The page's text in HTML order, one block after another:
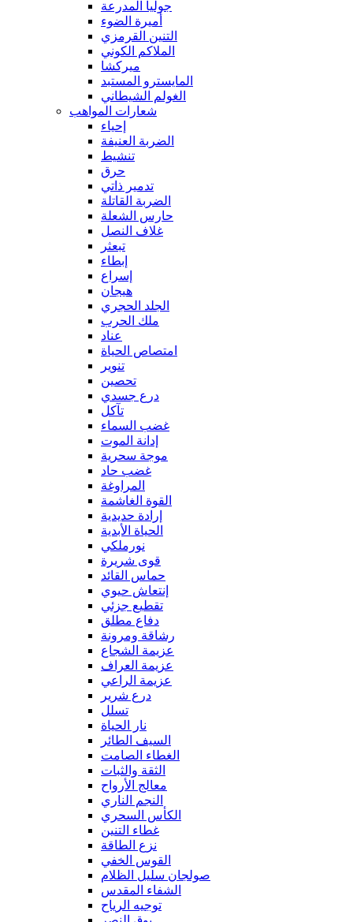
جوليا المدرعة
أميرة الضوء
التنين القرمزي
الملاكم الكوني
ميركشا
المايسترو المستبد
الغولم الشيطاني
شعارات المواهب
إحياء
الضربة العنيفة
تنشيط
حرق
تدمير ذاتي
الضربة القاتلة
حارس الشعلة
غلاف النصل
تبعثر
إبطاء
إسراع
هيجان
الجلد الحجري
ملك الحرب
عناد
امتصاص الحياة
تنوير
تحصين
درع جسدي
تآكل
غضب السماء
إدانة الموت
موجة سحرية
غضب حاد
المراوغة
القوة الغاشمة
إرادة حديدية
الحياة الأبدية
نورملكي
قوى شريرة
حماس القائد
إنتعاش حيوي
تقطيع جزئي
دفاع مطلق
رشاقة ومرونة
عزيمة الشجاع
عزيمة العراف
عزيمة الراعي
درع شرير
تسلل
نار الحياة
السيف الطائر
الغطاء الصامت
الثقة والثبات
معالج الأرواح
النجم الناري
الكأس السحري
غطاء التنين
نزع الطاقة
القوس الخفي
صولجان سليل الظلام
الشفاء المقدس
توجيه الرياح